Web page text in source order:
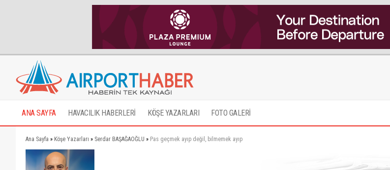
ANA SAYFA HAVACILIK HABERLERİ KÖŞE YAZARLARI FOTO GALERİ
Ana Sayfa » Köşe Yazarları » Serdar BAŞAĞAOĞLU » Pas geçmek ayıp değil, bilmemek ayıp